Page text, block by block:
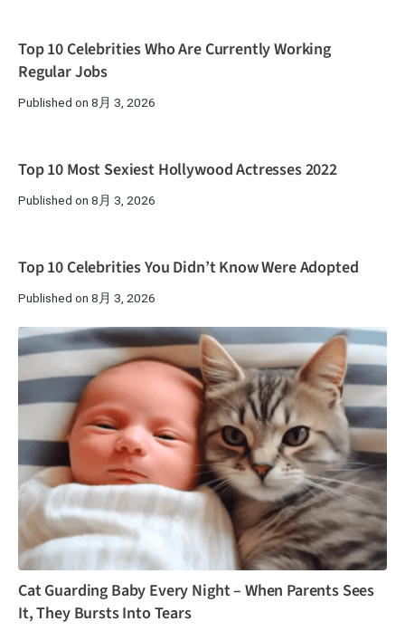
Top 10 Celebrities Who Are Currently Working
Regular Jobs
Published on 8月 3, 2026
Top 10 Most Sexiest Hollywood Actresses 2022
Published on 8月 3, 2026
Top 10 Celebrities You Didn’t Know Were Adopted
Published on 8月 3, 2026
Cat Guarding Baby Every Night – When Parents Sees
It, They Bursts Into Tears